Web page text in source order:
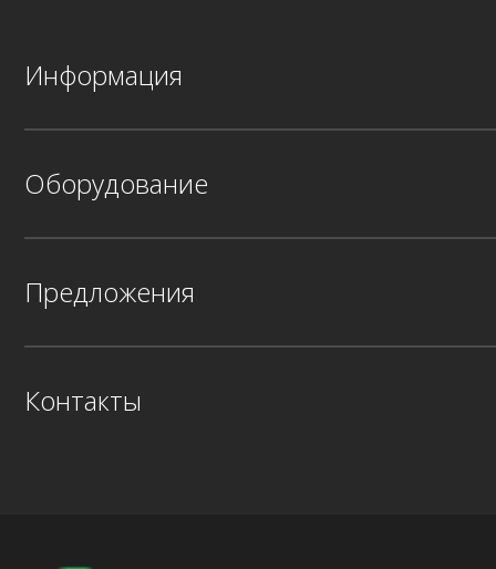
Информация
Оборудование
Предложения
Контакты